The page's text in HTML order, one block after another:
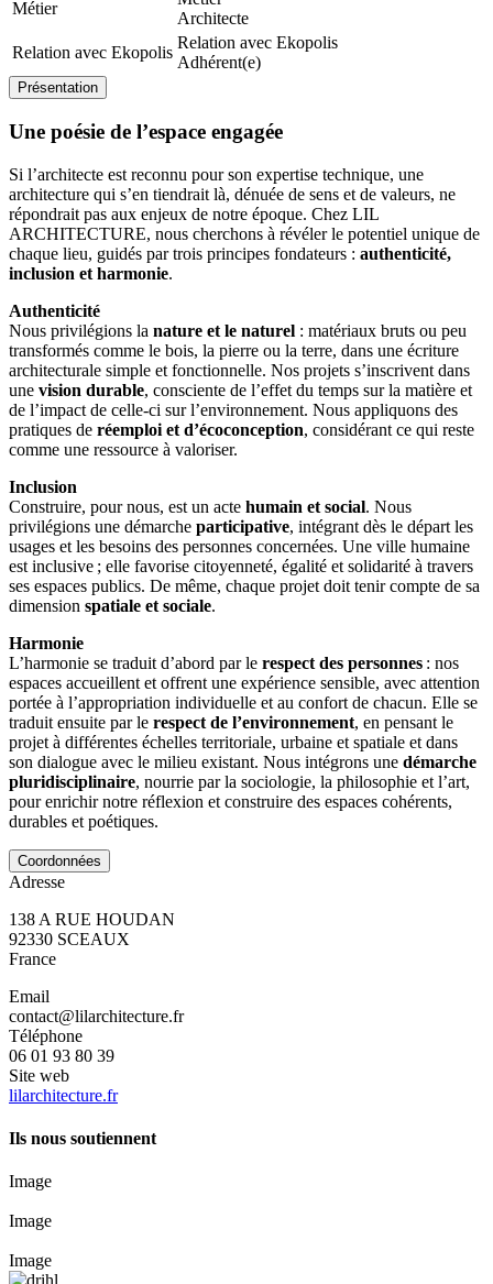
Métier
Architecte
Relation avec Ekopolis
Relation avec Ekopolis
Adhérent(e)
Présentation
Une poésie de l’espace engagée
Si l’architecte est reconnu pour son expertise technique, une
architecture qui s’en tiendrait là, dénuée de sens et de valeurs, ne
répondrait pas aux enjeux de notre époque. Chez LIL
ARCHITECTURE, nous cherchons à révéler le potentiel unique de
chaque lieu, guidés par trois principes fondateurs : authenticité,
inclusion et harmonie.
Authenticité
Nous privilégions la nature et le naturel : matériaux bruts ou peu
transformés comme le bois, la pierre ou la terre, dans une écriture
architecturale simple et fonctionnelle. Nos projets s’inscrivent dans
une vision durable, consciente de l’effet du temps sur la matière et
de l’impact de celle-ci sur l’environnement. Nous appliquons des
pratiques de réemploi et d’écoconception, considérant ce qui reste
comme une ressource à valoriser.
Inclusion
Construire, pour nous, est un acte humain et social. Nous
privilégions une démarche participative, intégrant dès le départ les
usages et les besoins des personnes concernées. Une ville humaine
est inclusive ; elle favorise citoyenneté, égalité et solidarité à travers
ses espaces publics. De même, chaque projet doit tenir compte de sa
dimension spatiale et sociale.
Harmonie
L’harmonie se traduit d’abord par le respect des personnes : nos
espaces accueillent et offrent une expérience sensible, avec attention
portée à l’appropriation individuelle et au confort de chacun. Elle se
traduit ensuite par le respect de l’environnement, en pensant le
projet à différentes échelles territoriale, urbaine et spatiale et dans
son dialogue avec le milieu existant. Nous intégrons une démarche
pluridisciplinaire, nourrie par la sociologie, la philosophie et l’art,
pour enrichir notre réflexion et construire des espaces cohérents,
durables et poétiques.
Coordonnées
Adresse
138 A RUE HOUDAN
92330 SCEAUX
France
Email
contact@lilarchitecture.fr
Téléphone
06 01 93 80 39
Site web
lilarchitecture.fr
Ils nous soutiennent
Image
Image
Image